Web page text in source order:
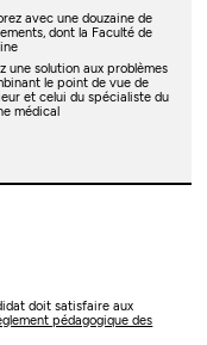
avec une douzaine de
dont la Faculté de
une solution aux problèmes
le point de vue de
et celui du spécialiste du
médical
doit satisfaire aux
pédagogique des